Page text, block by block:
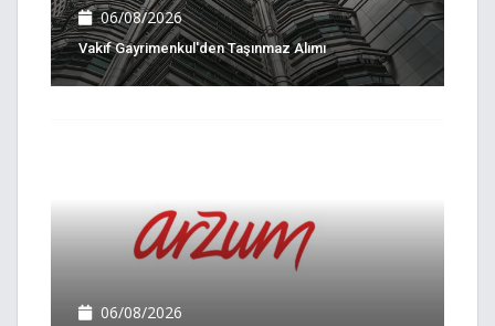
06/08/2026
Vakıf Gayrimenkul'den Taşınmaz Alımı
06/08/2026